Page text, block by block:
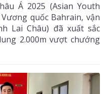
Á 2025 (Asian Youth
quốc Bahrain, vận
Lai Châu) đã xuất sắc
2.000m vượt chướng